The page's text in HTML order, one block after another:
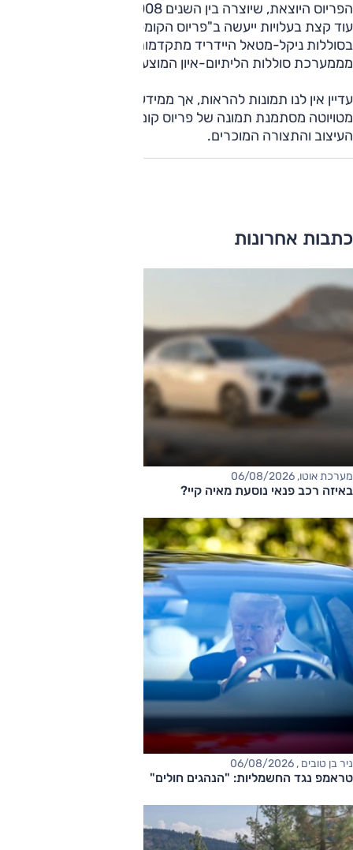
עוד קצת בעלויות ייעשה ב"פריוס הקומפקטית" המיועדת שימוש
בסוללות ניקל-מטאל היידריד מתקדמות פחות, שהן זולות יותר
מממערכת סוללות הליתיום-איון המוצעות בפריוס החדשה.
עדיין אין לנו תמונות להראות, אך ממידע אמין למדי שדלף
מטויוטה מסתמנת תמונה של פריוס קומפקטית יותר, עם קווי
העיצוב והתצורה המוכרים.
כתבות אחרונות
מערכת אוטו, 06/08/2026
באיזה רכב פנאי נוסעת מאיה קיי?
ניר בן טובים , 06/08/2026
טראמפ נגד החשמליות: "הנהגים חולים"